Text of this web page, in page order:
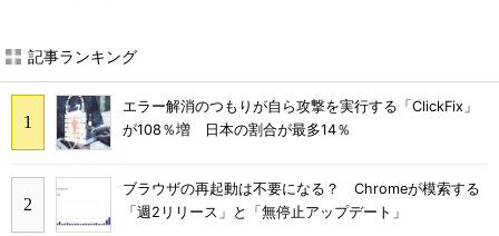
記事ランキング
エラー解消のつもりが自ら攻撃を実行する「ClickFix」
が108％増 日本の割合が最多14％
ブラウザの再起動は不要になる？ Chromeが模索する
「週2リリース」と「無停止アップデート」